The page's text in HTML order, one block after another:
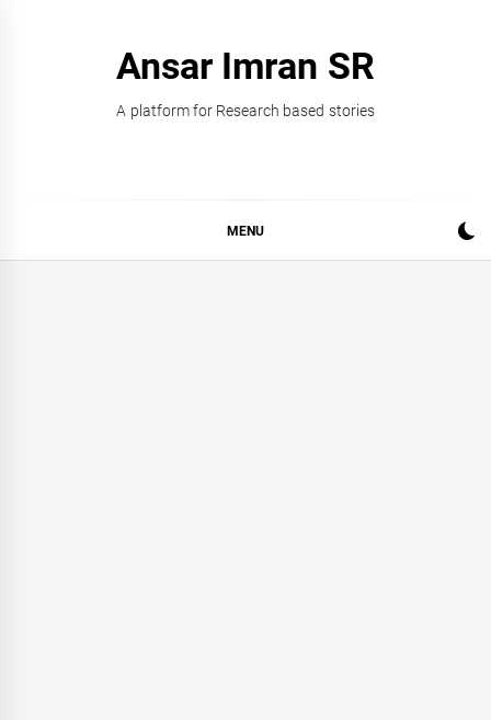
Ansar Imran SR
A platform for Research based stories
MENU